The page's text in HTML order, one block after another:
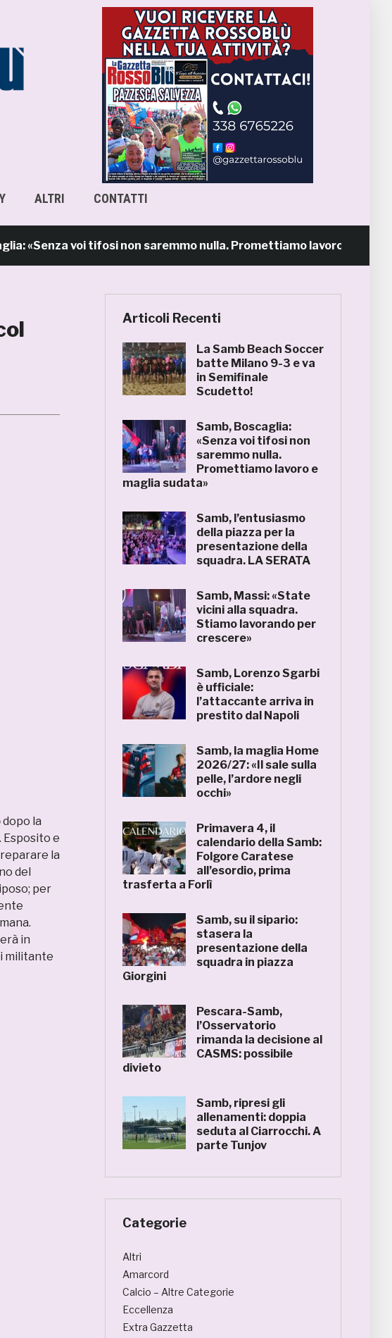
ALTRI CONTATTI
voi tifosi non saremmo nulla. Promettiamo lavoro e maglia
dopo la
Esposito e
la
del
per
in
militante
Articoli Recenti
La Samb Beach Soccer
batte Milano 9-3 e va
in Semifinale
Scudetto!
Samb, Boscaglia:
«Senza voi tifosi non
saremmo nulla.
Promettiamo lavoro e
maglia sudata»
Samb, l’entusiasmo
della piazza per la
presentazione della
squadra. LA SERATA
Samb, Massi: «State
vicini alla squadra.
Stiamo lavorando per
crescere»
Samb, Lorenzo Sgarbi
è ufficiale:
l’attaccante arriva in
prestito dal Napoli
Samb, la maglia Home
2026/27: «Il sale sulla
pelle, l’ardore negli
occhi»
Primavera 4, il
calendario della Samb:
Folgore Caratese
all’esordio, prima
trasferta a Forlì
Samb, su il sipario:
stasera la
presentazione della
squadra in piazza
Giorgini
Pescara-Samb,
l’Osservatorio
rimanda la decisione al
CASMS: possibile
divieto
Samb, ripresi gli
allenamenti: doppia
seduta al Ciarrocchi. A
parte Tunjov
Categorie
Altri
Amarcord
Calcio – Altre Categorie
Eccellenza
Extra Gazzetta